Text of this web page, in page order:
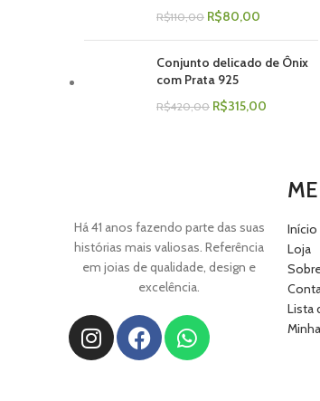
R$110,00 R$80,00
Conjunto delicado de Ônix
com Prata 925
R$420,00 R$315,00
Há 41 anos fazendo parte das suas
histórias mais valiosas. Referência
em joias de qualidade, design e
excelência.
Início
Loja
Lista